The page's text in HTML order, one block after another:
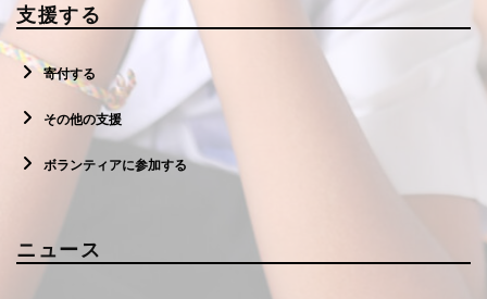
支援する
寄付する
その他の支援
ボランティアに参加する
ニュース